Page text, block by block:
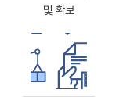
및 확보